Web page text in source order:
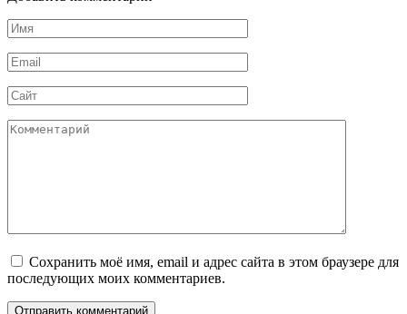
Имя
Email
Сайт
Комментарий
Сохранить моё имя, email и адрес сайта в этом браузере для
последующих моих комментариев.